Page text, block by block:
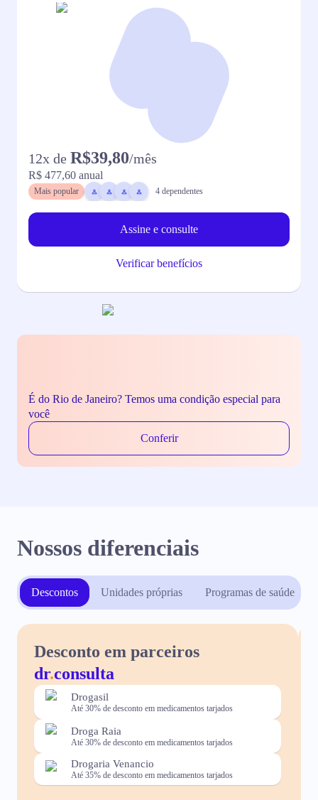
12x de R$39,80/mês
R$ 477,60 anual
Mais popular 4 dependentes
Assine e consulte
Verificar benefícios
É do Rio de Janeiro? Temos uma condição especial para
você
Conferir
Nossos diferenciais
Descontos Unidades próprias Programas de saúde
Desconto em parceiros
dr.consulta
Drogasil
Até 30% de desconto em medicamentos tarjados
Droga Raia
Até 30% de desconto em medicamentos tarjados
Drogaria Venancio
Até 35% de desconto em medicamentos tarjados